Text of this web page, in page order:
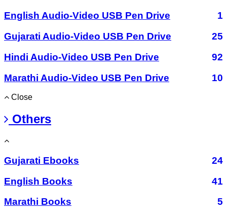
English Audio-Video USB Pen Drive
1
Gujarati Audio-Video USB Pen Drive
25
Hindi Audio-Video USB Pen Drive
92
Marathi Audio-Video USB Pen Drive
10
Close
Others
Gujarati Ebooks
24
English Books
41
Marathi Books
5